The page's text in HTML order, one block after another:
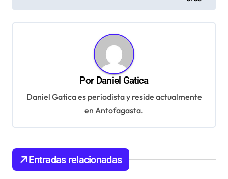
g
e
e
n
Por Daniel Gatica
Daniel Gatica es periodista y reside actualmente
en Antofagasta.
Entradas relacionadas